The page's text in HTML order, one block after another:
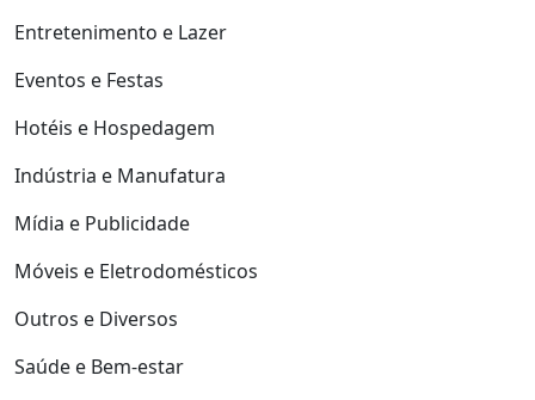
Entretenimento e Lazer
Eventos e Festas
Hotéis e Hospedagem
Indústria e Manufatura
Mídia e Publicidade
Móveis e Eletrodomésticos
Outros e Diversos
Saúde e Bem-estar